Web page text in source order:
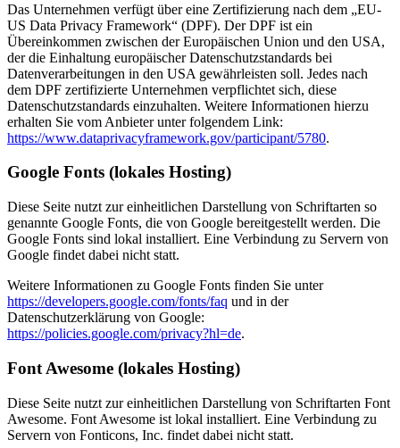
Das Unternehmen verfügt über eine Zertifizierung nach dem „EU-
US Data Privacy Framework“ (DPF). Der DPF ist ein
Übereinkommen zwischen der Europäischen Union und den USA,
der die Einhaltung europäischer Datenschutzstandards bei
Datenverarbeitungen in den USA gewährleisten soll. Jedes nach
dem DPF zertifizierte Unternehmen verpflichtet sich, diese
Datenschutzstandards einzuhalten. Weitere Informationen hierzu
erhalten Sie vom Anbieter unter folgendem Link:
https://www.dataprivacyframework.gov/participant/5780.
Google Fonts (lokales Hosting)
Diese Seite nutzt zur einheitlichen Darstellung von Schriftarten so
genannte Google Fonts, die von Google bereitgestellt werden. Die
Google Fonts sind lokal installiert. Eine Verbindung zu Servern von
Google findet dabei nicht statt.
Weitere Informationen zu Google Fonts finden Sie unter
https://developers.google.com/fonts/faq und in der
Datenschutzerklärung von Google:
https://policies.google.com/privacy?hl=de.
Font Awesome (lokales Hosting)
Diese Seite nutzt zur einheitlichen Darstellung von Schriftarten Font
Awesome. Font Awesome ist lokal installiert. Eine Verbindung zu
Servern von Fonticons, Inc. findet dabei nicht statt.